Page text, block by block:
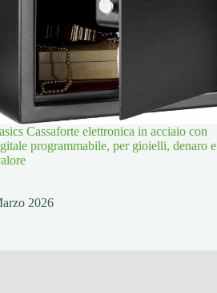
Cassaforte elettronica in acciaio con
programmabile, per gioielli, denaro e
2026